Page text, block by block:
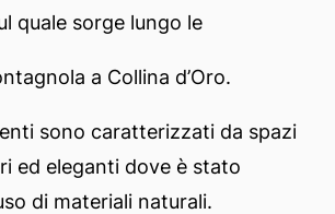
quale sorge lungo le
a Collina d’Oro.
sono caratterizzati da spazi
ed eleganti dove è stato
di materiali naturali.